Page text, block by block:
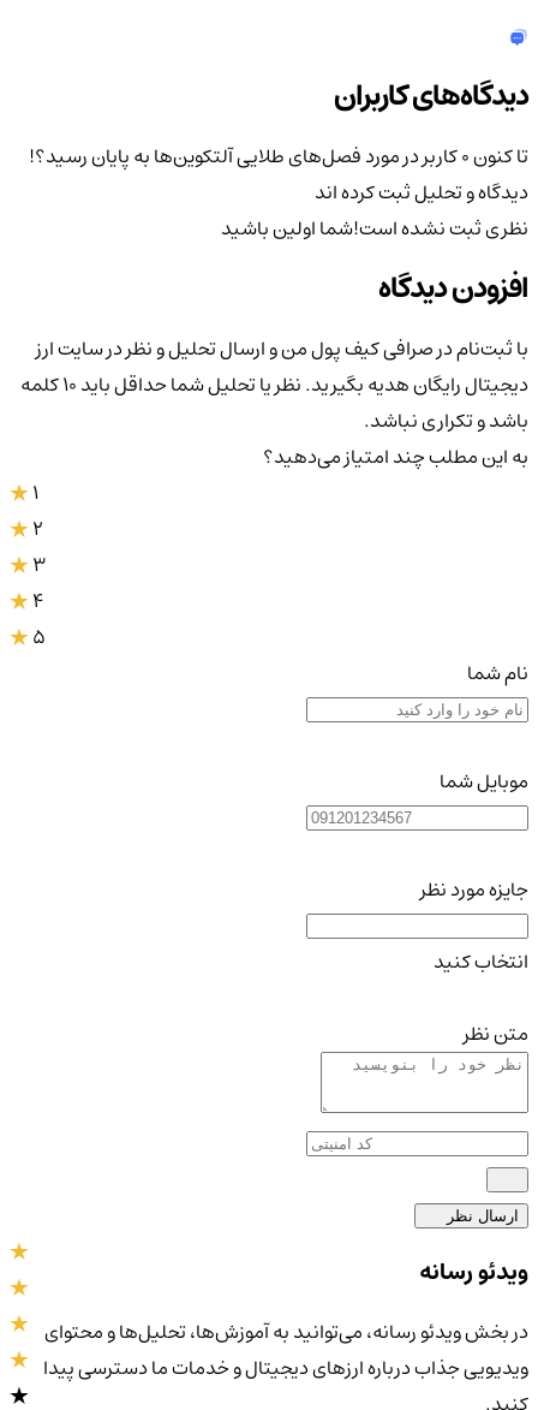
دیدگاه‌های کاربران
تا کنون 0 کاربر در مورد
فصل‌های طلایی آلتکوین‌ها به پایان رسید؟!
دیدگاه و تحلیل ثبت کرده اند
نظری ثبت نشده است!شما اولین باشید
افزودن دیدگاه
با ثبت‌نام در صرافی کیف پول من و ارسال تحلیل و نظر در سایت ارز
دیجیتال رایگان هدیه بگیرید. نظر یا تحلیل شما حداقل باید ۱۰ کلمه
باشد و تکراری نباشد.
به این مطلب چند امتیاز می‌دهید؟
3
4
5
نام شما
موبایل شما
جایزه مورد نظر
انتخاب کنید
متن نظر
ارسال نظر
ویدئو رسانه
در بخش ویدئو رسانه، می‌توانید به آموزش‌ها، تحلیل‌ها و محتوای
ویدیویی جذاب درباره ارزهای دیجیتال و خدمات ما دسترسی پیدا